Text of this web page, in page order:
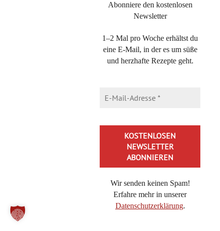
Abonniere den kostenlosen
Newsletter
1–2 Mal pro Woche erhältst du
eine E-Mail, in der es um süße
und herzhafte Rezepte geht.
Wir senden keinen Spam!
Erfahre mehr in unserer
Datenschutzerklärung.
Nachmittag
Minuten
Watteweiche Käsehörnchen ganz einfach selber backen